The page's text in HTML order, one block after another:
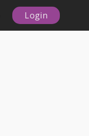
Login